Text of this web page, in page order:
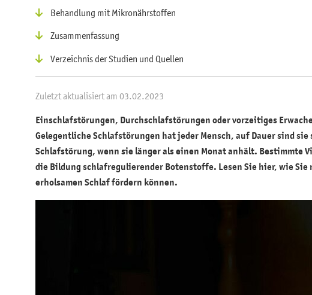
Behandlung mit Mikronährstoffen
Zusammenfassung
Verzeichnis der Studien und Quellen
Zuletzt aktualisiert am 03.02.2023
Einschlafstörungen, Durchschlafstörungen oder vorzeitiges
Gelegentliche Schlafstörungen hat jeder Mensch, auf Dauer sind
Schlafstörung, wenn sie länger als einen Monat anhält.
die Bildung schlafregulierender Botenstoffe. Lesen Sie hier, wie
erholsamen Schlaf fördern können.